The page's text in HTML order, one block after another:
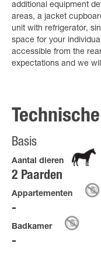
additional equipment
areas, a jacket
unit with refrigerator,
space for your
accessible from the
expectations and we
Basis
Aantal dieren
2 Paarden
Appartementen
Badkamer